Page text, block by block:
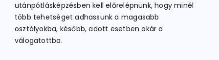
utánpótlásképzésben kell előrelépnünk, hogy minél
több tehetséget adhassunk a magasabb
osztályokba, később, adott esetben akár a
válogatottba.